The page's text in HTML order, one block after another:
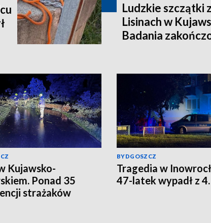
Ludzkie szczątki
Lisinach w
Badania
[zdjęcia, wideo,
Kujawsko-
Ponad 35
strażaków
BYDGOSZCZ
Tragedia w
47-latek wypadł z